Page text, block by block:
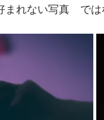
れない写真　で